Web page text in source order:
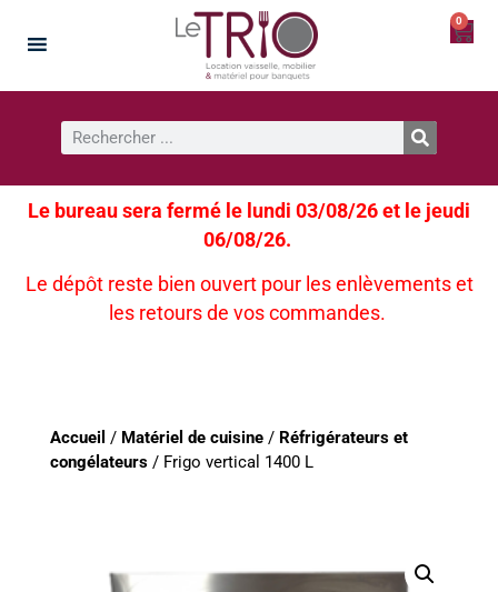
0
Le bureau sera fermé le lundi 03/08/26 et le jeudi
06/08/26.
Le dépôt reste bien ouvert pour les enlèvements et
les retours de vos commandes.
Accueil / Matériel de cuisine / Réfrigérateurs et
congélateurs / Frigo vertical 1400 L